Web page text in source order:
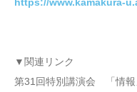
▼関連リンク
第31回特別講演会 「情報